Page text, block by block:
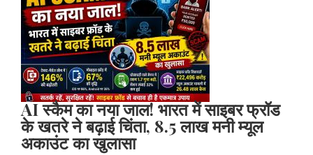
AI स्कैम का नया जाल! भारत में साइबर फ्रॉड
के खतरे ने बढ़ाई चिंता, 8.5 लाख मनी म्यूल
अकाउंट का खुलासा